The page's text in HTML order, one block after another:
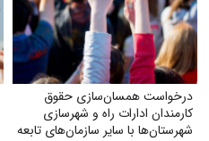
درخواست همسان‌سازی حقوق
کارمندان ادارات راه و شهرسازی
شهرستان‌ها با سایر سازمان‌های تابعه